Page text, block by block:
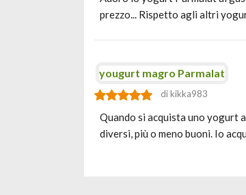
prezzo... Rispetto agli altri
yougurt magro Parmalat
di kikka983
Quando si acquista uno yogurt
diversi, più o meno buoni. Io